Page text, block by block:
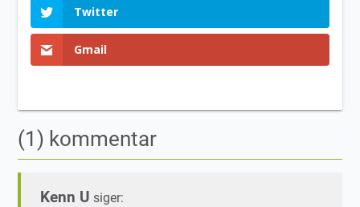
Twitter
Gmail
(1) kommentar
Kenn U siger: